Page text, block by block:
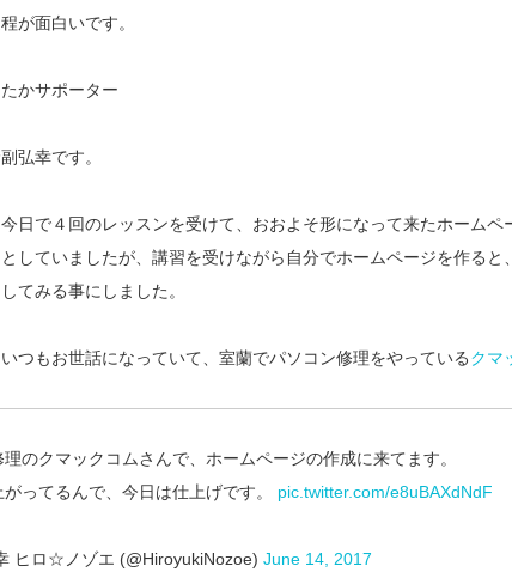
が面白いです。
かサポーター
弘幸です。
日で４回のレッスンを受けて、おおよそ形になって来たホームペ
していましたが、講習を受けながら自分でホームページを作ると
てみる事にしました。
つもお世話になっていて、室蘭でパソコン修理をやっているクマ
のクマックコムさんで、ホームページの作成に来てます。
ってるんで、今日は仕上げです。 pic.twitter.com/e8uBAXdNdF
ヒロ☆ノゾエ (@HiroyukiNozoe) June 14, 2017